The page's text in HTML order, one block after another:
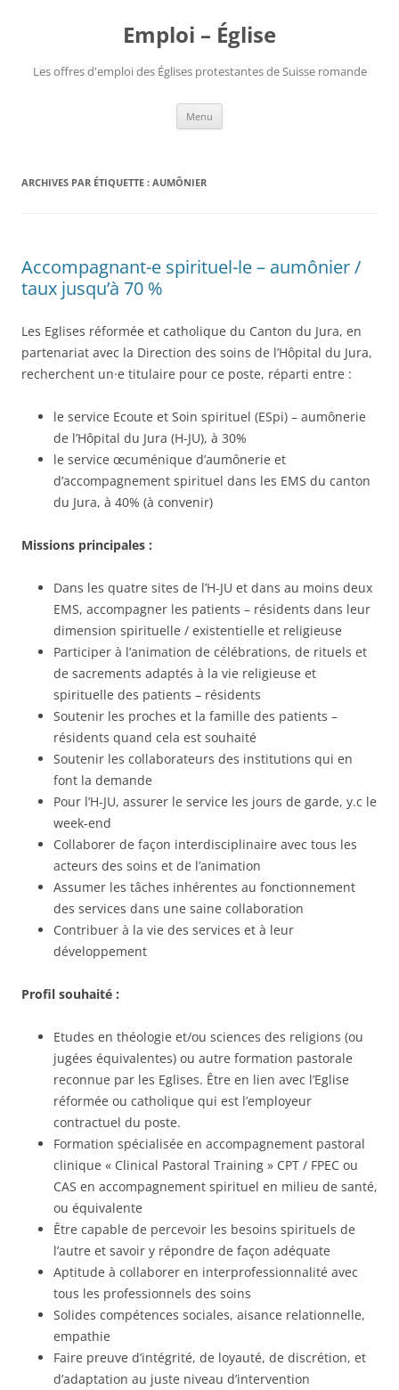
Emploi – Église
Les offres d'emploi des Églises protestantes de Suisse romande
Menu
ARCHIVES PAR ÉTIQUETTE : AUMÔNIER
Accompagnant-e spirituel-le – aumônier /
taux jusqu’à 70 %
Les Eglises réformée et catholique du Canton du Jura, en
partenariat avec la Direction des soins de l’Hôpital du Jura,
recherchent un·e titulaire pour ce poste, réparti entre :
le service Ecoute et Soin spirituel (ESpi) – aumônerie
de l’Hôpital du Jura (H-JU), à 30%
le service œcuménique d’aumônerie et
d’accompagnement spirituel dans les EMS du canton
du Jura, à 40% (à convenir)
Missions principales :
Dans les quatre sites de l’H-JU et dans au moins deux
EMS, accompagner les patients – résidents dans leur
dimension spirituelle / existentielle et religieuse
Participer à l’animation de célébrations, de rituels et
de sacrements adaptés à la vie religieuse et
spirituelle des patients – résidents
Soutenir les proches et la famille des patients –
résidents quand cela est souhaité
Soutenir les collaborateurs des institutions qui en
font la demande
Pour l’H-JU, assurer le service les jours de garde, y.c le
week-end
Collaborer de façon interdisciplinaire avec tous les
acteurs des soins et de l’animation
Assumer les tâches inhérentes au fonctionnement
des services dans une saine collaboration
Contribuer à la vie des services et à leur
développement
Profil souhaité :
Etudes en théologie et/ou sciences des religions (ou
jugées équivalentes) ou autre formation pastorale
reconnue par les Eglises. Être en lien avec l’Eglise
réformée ou catholique qui est l’employeur
contractuel du poste.
Formation spécialisée en accompagnement pastoral
clinique « Clinical Pastoral Training » CPT / FPEC ou
CAS en accompagnement spirituel en milieu de santé,
ou équivalente
Être capable de percevoir les besoins spirituels de
l’autre et savoir y répondre de façon adéquate
Aptitude à collaborer en interprofessionnalité avec
tous les professionnels des soins
Solides compétences sociales, aisance relationnelle,
empathie
Faire preuve d’intégrité, de loyauté, de discrétion, et
d’adaptation au juste niveau d’intervention